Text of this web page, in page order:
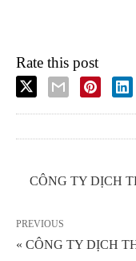
Rate this post
CÔNG TY DỊCH
PREVIOUS
« CÔNG TY DỊCH